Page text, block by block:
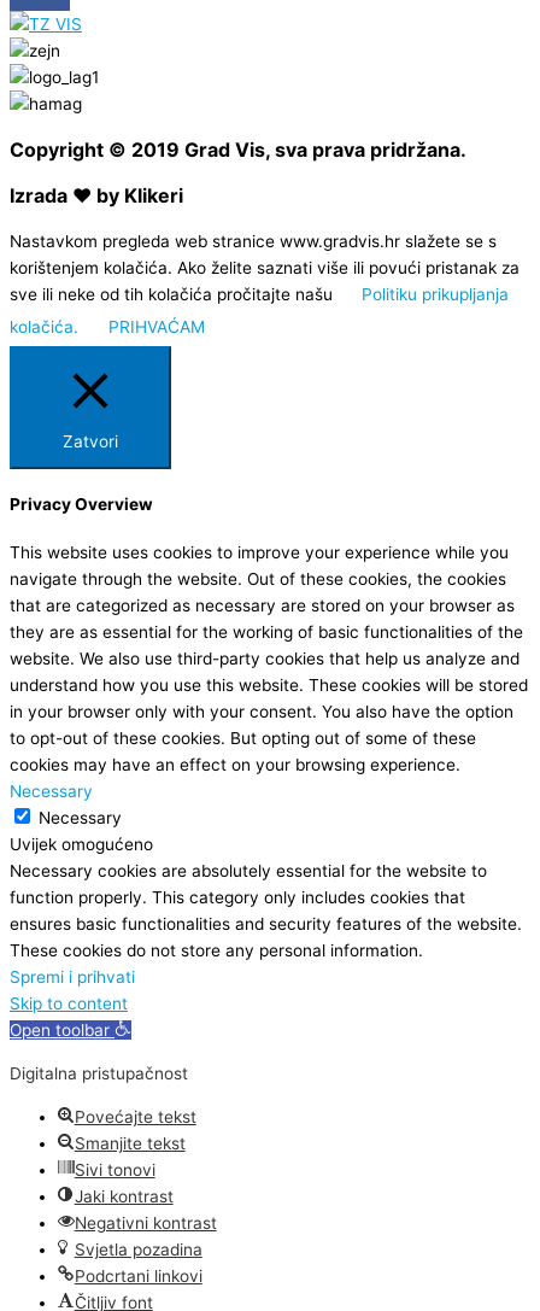
Copyright © 2019 Grad Vis, sva prava pridržana.
Izrada ❤ by Klikeri
Nastavkom pregleda web stranice www.gradvis.hr slažete se s
korištenjem kolačića. Ako želite saznati više ili povući pristanak za
sve ili neke od tih kolačića pročitajte našu
Politiku prikupljanja
kolačića.
PRIHVAĆAM
Zatvori
Privacy Overview
This website uses cookies to improve your experience while you
navigate through the website. Out of these cookies, the cookies
that are categorized as necessary are stored on your browser as
they are as essential for the working of basic functionalities of the
website. We also use third-party cookies that help us analyze and
understand how you use this website. These cookies will be stored
in your browser only with your consent. You also have the option
to opt-out of these cookies. But opting out of some of these
cookies may have an effect on your browsing experience.
Necessary
Necessary
Uvijek omogućeno
Necessary cookies are absolutely essential for the website to
function properly. This category only includes cookies that
ensures basic functionalities and security features of the website.
These cookies do not store any personal information.
Spremi i prihvati
Skip to content
Open toolbar
Digitalna pristupačnost
Povećajte tekst
Smanjite tekst
Sivi tonovi
Jaki kontrast
Negativni kontrast
Svjetla pozadina
Podcrtani linkovi
Čitljiv font